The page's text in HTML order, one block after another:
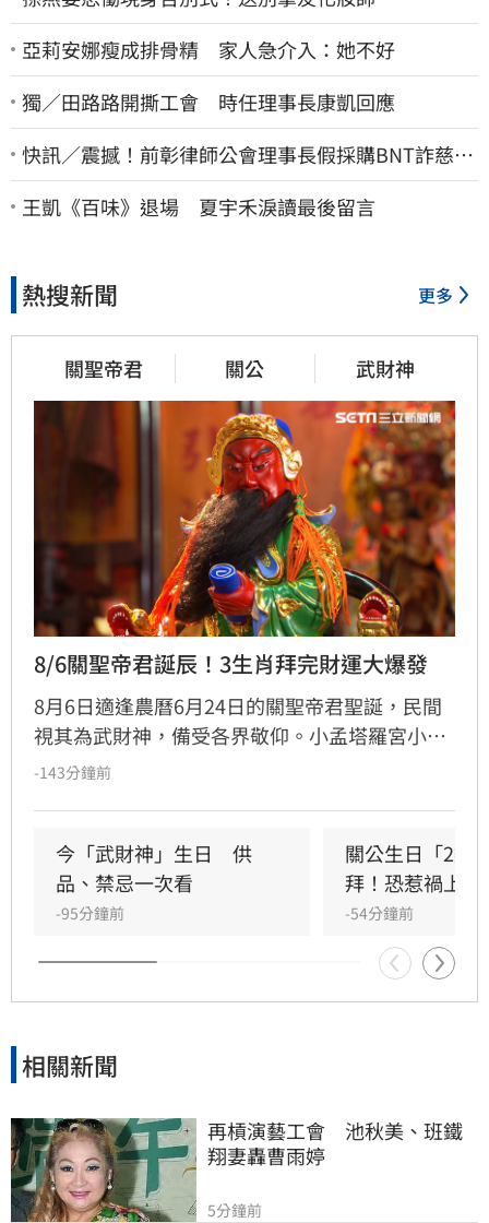
亞莉安娜瘦成排骨精 家人急介入：她不好
獨／田路路開撕工會 時任理事長康凱回應
快訊／震撼！前彰律師公會理事長假採購BNT詐慈濟
10億、洗錢囤232kg黃金
王凱《百味》退場 夏宇禾淚讀最後留言
熱搜新聞 更多
關聖帝君 關公 武財神
8/6關聖帝君誕辰！3生肖拜完財運大爆發
8月6日適逢農曆6月24日的關聖帝君聖誕，民間
視其為武財神，備受各界敬仰。小孟塔羅宮小立
指出，關聖帝君誕辰當日誠心祭拜，有望獲得神
產；生肖狗偏財運強，有望獲意外之財。專家強
調，無論生肖為何，只要虔誠備妥供品祭祀，皆
能祈求聖帝祖庇佑，迎來事業順遂與財源廣進的
好運勢，建議民眾把握良機，為下半年佈局求
財。
-143分鐘前
今「武財神」生日　供
品、禁忌一次看
-95分鐘前
關公生日「2類
拜！恐惹禍上身
-54分鐘前
相關新聞
再槓演藝工會　池秋美、班鐵
翔妻轟曹雨婷
5分鐘前